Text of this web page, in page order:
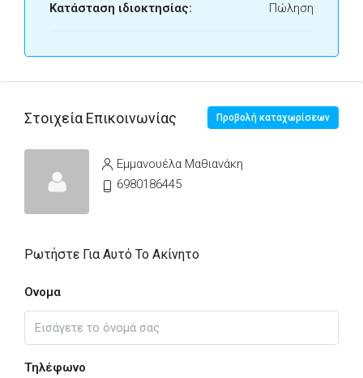
Κατάσταση ιδιοκτησίας: Πώληση
Στοιχεία Επικοινωνίας Προβολή καταχωρίσεων
Εμμανουέλα Μαθιανάκη
6980186445
Ρωτήστε Για Αυτό Το Ακίνητο
Ονομα
Τηλέφωνο